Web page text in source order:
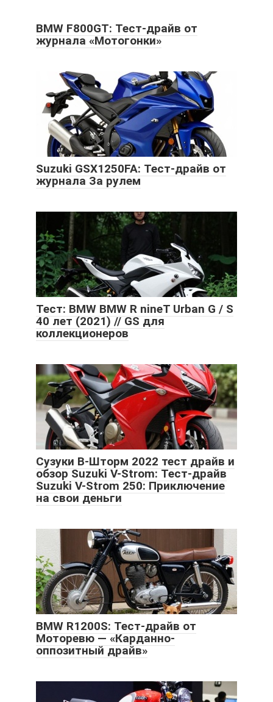
BMW F800GT: Тест-драйв от
журнала «Мотогонки»
Suzuki GSX1250FA: Тест-драйв от
журнала За рулем
Тест: BMW BMW R nineT Urban G / S
40 лет (2021) // GS для
коллекционеров
Cузуки В-Шторм 2022 тест драйв и
обзор Suzuki V-Strom: Тест-драйв
Suzuki V-Strom 250: Приключение
на свои деньги
BMW R1200S: Тест-драйв от
Моторевю — «Карданно-
оппозитный драйв»